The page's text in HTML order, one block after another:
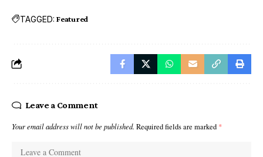
TAGGED: Featured
Leave a Comment
Your email address will not be published. Required fields are marked *